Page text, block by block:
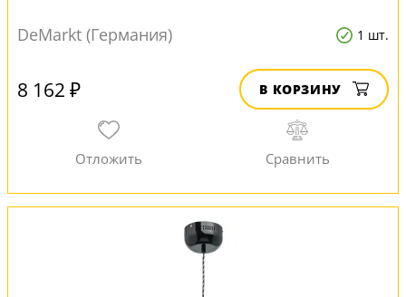
DeMarkt (Германия) 1 шт.
8 162 ₽ В КОРЗИНУ